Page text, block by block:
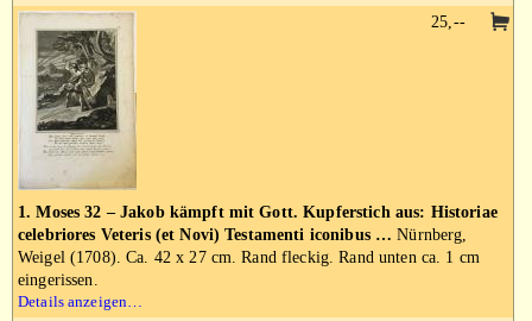
1. Moses 32 – Jakob kämpft mit Gott. Kupferstich aus: Historiae
celebriores Veteris (et Novi) Testamenti iconibus … Nürnberg,
Weigel (1708). Ca. 42 x 27 cm. Rand fleckig. Rand unten ca. 1 cm
eingerissen.
Details anzeigen…
25,--